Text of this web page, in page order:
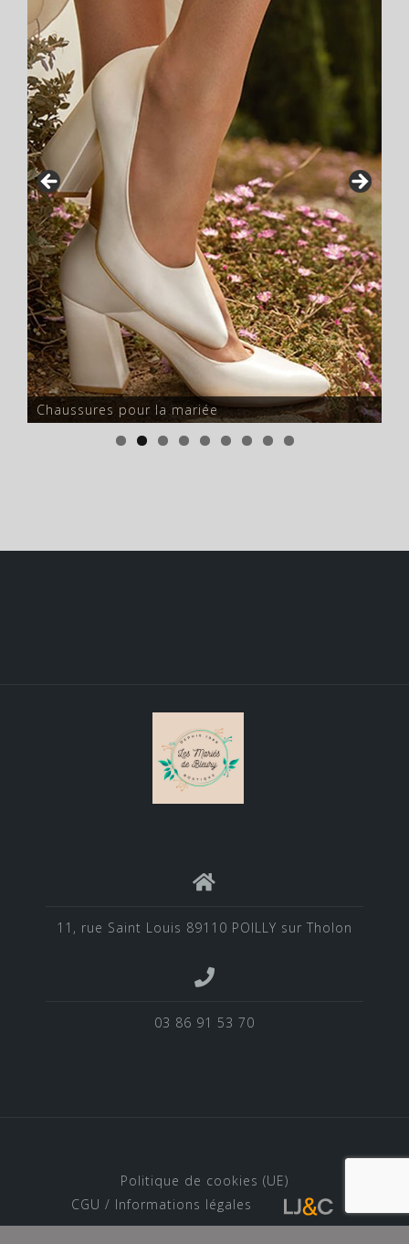
Chaussures pour la mariée
11, rue Saint Louis 89110 POILLY sur Tholon
03 86 91 53 70
Politique de cookies (UE)
CGU / Informations légales